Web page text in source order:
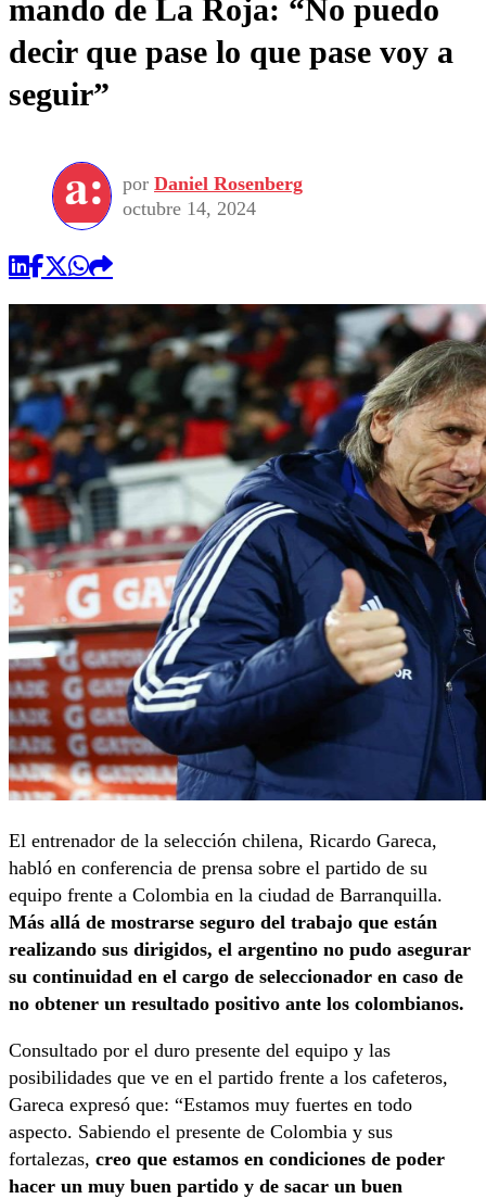
mando de La Roja: “No puedo
decir que pase lo que pase voy a
seguir”
por Daniel Rosenberg
octubre 14, 2024
El entrenador de la selección chilena, Ricardo Gareca,
habló en conferencia de prensa sobre el partido de su
equipo frente a Colombia en la ciudad de Barranquilla.
Más allá de mostrarse seguro del trabajo que están
realizando sus dirigidos, el argentino no pudo asegurar
su continuidad en el cargo de seleccionador en caso de
no obtener un resultado positivo ante los colombianos.
Consultado por el duro presente del equipo y las
posibilidades que ve en el partido frente a los cafeteros,
Gareca expresó que: “Estamos muy fuertes en todo
aspecto. Sabiendo el presente de Colombia y sus
fortalezas, creo que estamos en condiciones de poder
hacer un muy buen partido y de sacar un buen